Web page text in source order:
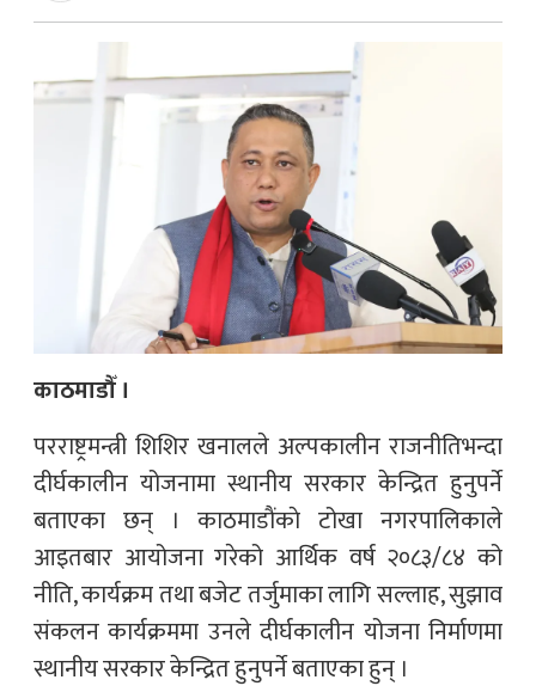
काठमाडौँ ।
परराष्ट्रमन्त्री शिशिर खनालले अल्पकालीन राजनीतिभन्दा
दीर्घकालीन योजनामा स्थानीय सरकार केन्द्रित हुनुपर्ने
बताएका छन् । काठमाडाैंकाे टोखा नगरपालिकाले
आइतबार आयोजना गरेको आर्थिक वर्ष २०८३/८४ को
नीति, कार्यक्रम तथा बजेट तर्जुमाका लागि सल्लाह, सुझाव
संकलन कार्यक्रममा उनले दीर्घकालीन योजना निर्माणमा
स्थानीय सरकार केन्द्रित हुनुपर्ने बताएका हुन् ।